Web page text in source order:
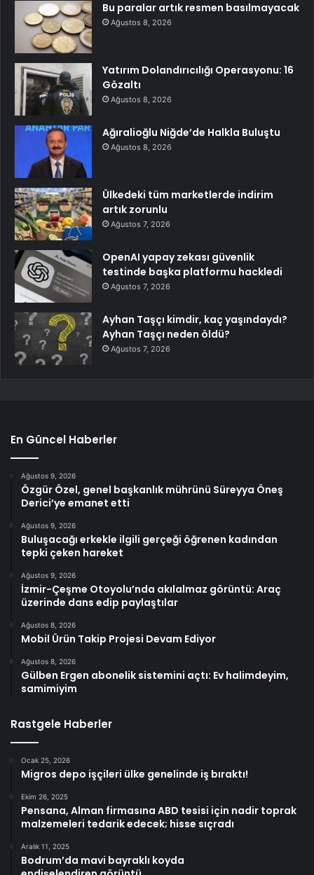
Bu paralar artık resmen basılmayacak
Ağustos 8, 2026
Yatırım Dolandırıcılığı Operasyonu: 16
Gözaltı
Ağustos 8, 2026
Ağıralioğlu Niğde’de Halkla Buluştu
Ağustos 8, 2026
Ülkedeki tüm marketlerde indirim
artık zorunlu
Ağustos 7, 2026
OpenAI yapay zekası güvenlik
testinde başka platformu hackledi
Ağustos 7, 2026
Ayhan Taşçı kimdir, kaç yaşındaydı?
Ayhan Taşçı neden öldü?
Ağustos 7, 2026
En Güncel Haberler
Ağustos 9, 2026
Özgür Özel, genel başkanlık mührünü Süreyya Öneş
Derici’ye emanet etti
Ağustos 9, 2026
Buluşacağı erkekle ilgili gerçeği öğrenen kadından
tepki çeken hareket
Ağustos 9, 2026
İzmir-Çeşme Otoyolu’nda akılalmaz görüntü: Araç
üzerinde dans edip paylaştılar
Ağustos 8, 2026
Mobil Ürün Takip Projesi Devam Ediyor
Ağustos 8, 2026
Gülben Ergen abonelik sistemini açtı: Ev halimdeyim,
samimiyim
Rastgele Haberler
Ocak 25, 2026
Migros depo işçileri ülke genelinde iş bıraktı!
Ekim 26, 2025
Pensana, Alman firmasına ABD tesisi için nadir toprak
malzemeleri tedarik edecek; hisse sıçradı
Aralık 11, 2025
Bodrum’da mavi bayraklı koyda